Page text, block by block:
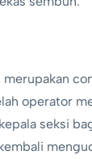
merupakan
operator
seksi